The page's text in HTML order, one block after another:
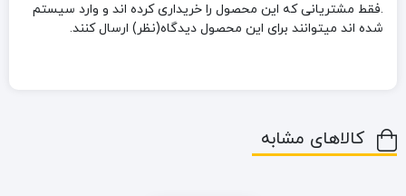
.فقط مشتریانی که این محصول را خریداری کرده اند و وارد سیستم
شده اند میتوانند برای این محصول دیدگاه(نظر) ارسال کنند.
کالاهای مشابه